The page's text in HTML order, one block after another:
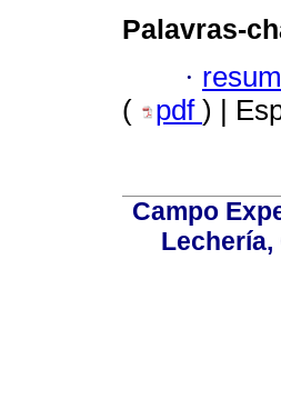
Palavras-
·
(
pdf ) |
Campo
Lechería,